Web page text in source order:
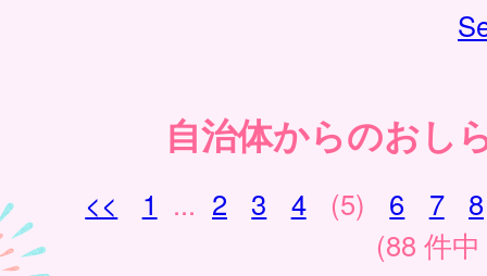
自治体からのおし
<< 1 ... 2 3 4 (5) 6 7
8
(88 件